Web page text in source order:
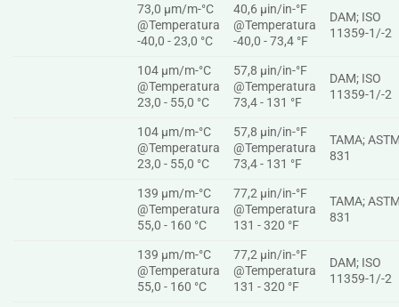
73,0 µm/m-°C
@Temperatura
-40,0 - 23,0 °C
40,6 µin/in-°F
@Temperatura
-40,0 - 73,4 °F
DAM; ISO
11359-1/-2
104 µm/m-°C
@Temperatura
23,0 - 55,0 °C
57,8 µin/in-°F
@Temperatura
73,4 - 131 °F
DAM; ISO
11359-1/-2
104 µm/m-°C
@Temperatura
23,0 - 55,0 °C
57,8 µin/in-°F
@Temperatura
73,4 - 131 °F
TAMA;
831
139 µm/m-°C
@Temperatura
55,0 - 160 °C
77,2 µin/in-°F
@Temperatura
131 - 320 °F
TAMA;
831
139 µm/m-°C
@Temperatura
55,0 - 160 °C
77,2 µin/in-°F
@Temperatura
131 - 320 °F
DAM; ISO
11359-1/-2